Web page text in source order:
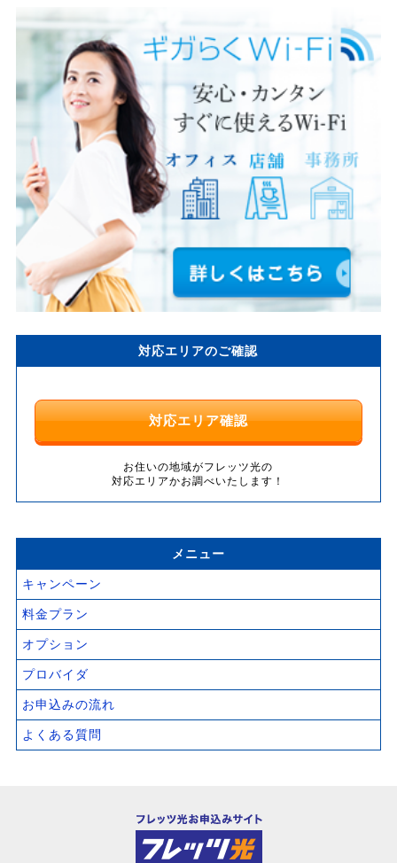
対応エリアのご確認
対応エリア確認
お住いの地域がフレッツ光の
対応エリアかお調べいたします！
メニュー
キャンペーン
料金プラン
オプション
プロバイダ
お申込みの流れ
よくある質問